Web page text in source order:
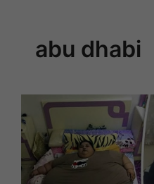
abu dhabi